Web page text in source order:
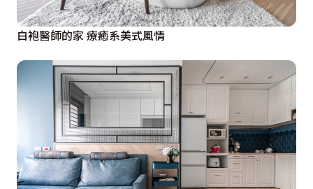
白袍醫師的家 療癒系美式風情